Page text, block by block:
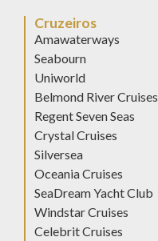
Cruzeiros
Amawaterways
Seabourn
Uniworld
Belmond River Cruises
Regent Seven Seas
Crystal Cruises
Silversea
Oceania Cruises
SeaDream Yacht Club
Windstar Cruises
Celebrit Cruises